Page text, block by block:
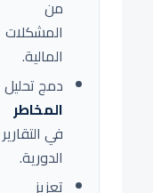
من
المشكلات
المالية.
دمج تحليل
المخاطر
في التقارير
الدورية.
تعزيز